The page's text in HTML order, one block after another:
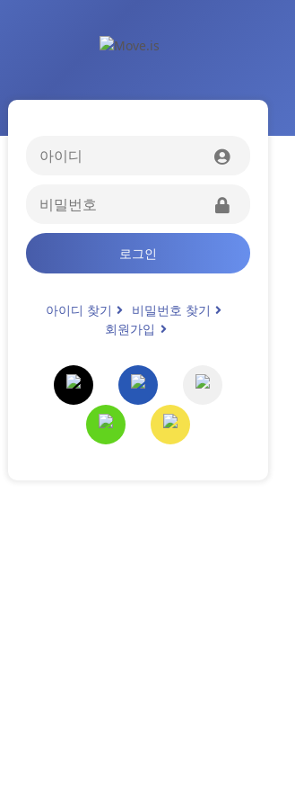
로그인
아이디 찾기
비밀번호 찾기
회원가입